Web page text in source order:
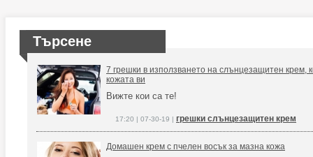
Търсене
7 грешки в използването на слънцезащитен крем,
кожата ви
Вижте кои са те!
17:20 | 07-30-19 | грешки слънцезащитен крем
Домашен крем с пчелен восък за мазна кожа